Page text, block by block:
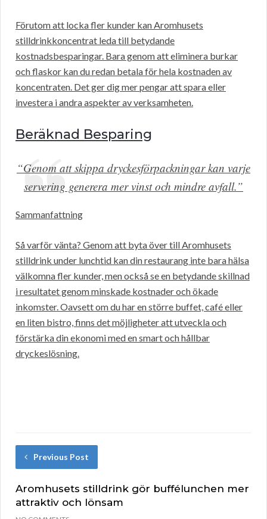
Förutom att locka fler kunder kan Aromhusets
stilldrinkkoncentrat leda till betydande
kostnadsbesparingar. Bara genom att eliminera burkar
och flaskor kan du redan betala för hela kostnaden av
koncentraten. Det ger dig mer pengar att spara eller
investera i andra aspekter av verksamheten.
Beräknad Besparing
“Genom att skippa dryckesförpackningar kan varje
servering generera mer vinst och mindre avfall.”
Sammanfattning
Så varför vänta? Genom att byta över till Aromhusets
stilldrink under lunchtid kan din restaurang inte bara hälsa
välkomna fler kunder, men också se en betydande skillnad
i resultatet genom minskade kostnader och ökade
inkomster. Oavsett om du har en större buffet, café eller
en liten bistro, finns det möjligheter att utveckla och
förstärka din ekonomi med en smart och hållbar
dryckeslösning.
Previous Post
Aromhusets stilldrink gör buffélunchen mer
attraktiv och lönsam